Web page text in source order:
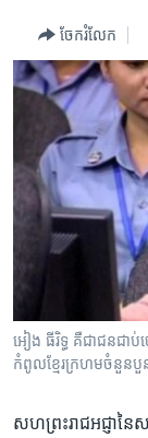
ព័ត៌មាន​​
តែ​
និង​
ទៅ​
សម្ព័ន្ធ​
រំលង​
និង​
ចូល​
កាន់​
ហេឡូវីអូអេ
កម្ពុជាច្នៃប្រតិដ្ឋ
ព្រឹត្តិការណ៍ព័ត៌មាន
ទូរទស្សន៍ / វីដេអូ​
វិទ្យុ / ផតខាសថ៍
កម្មវិធីទាំងអស់
Khmer English
បណ្តាញ​សង្គម
ចែករំលែក
អៀង ធីរិទ្ធ​ គឺ​ជា​ជន​ជា
កំពូល​ខ្មែរ​ក្រហម​ចំនួន​
សហ​ព្រះ​រាជអជ្ញា​ន